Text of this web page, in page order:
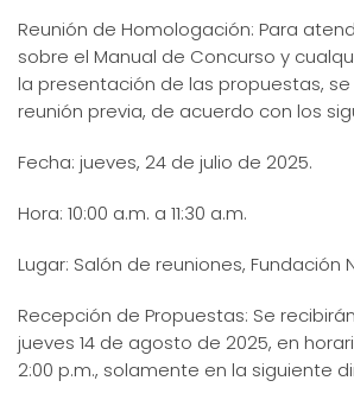
Reunión de Homologación: Para
sobre el Manual de Concurso y
la presentación de las propuestas, se
reunión previa, de acuerdo con los
Fecha: jueves, 24 de julio de 2025.
Hora: 10:00 a.m. a 11:30 a.m.
Lugar: Salón de reuniones, Fundación
Recepción de Propuestas: Se
jueves 14 de agosto de 2025, en
2:00 p.m., solamente en la siguiente